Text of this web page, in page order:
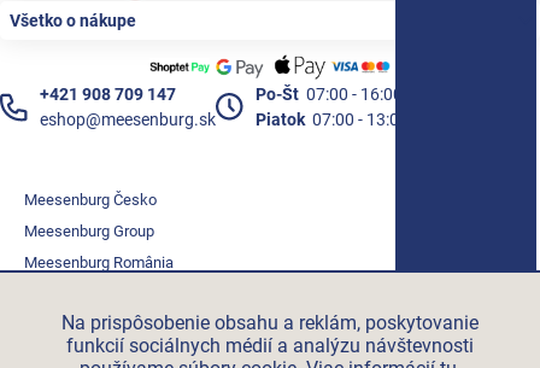
Na prispôsobenie obsahu a reklám, poskytovanie
funkcií sociálnych médií a analýzu návštevnosti
Všetko o nákupe
+421 908 709 147
eshop@meesenburg.sk
Po-Št 07:00 - 16:00
Piatok 07:00 - 13:00
Meesenburg Česko
Meesenburg Group
Meesenburg România
Triotherm.cz
Stroxx.cz